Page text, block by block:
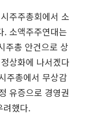
주주총회에서 소
. 소액주주연대는
주총 안건으로 상
상화에 나서겠다
주총에서 무상감
유증으로 경영권
려했다.